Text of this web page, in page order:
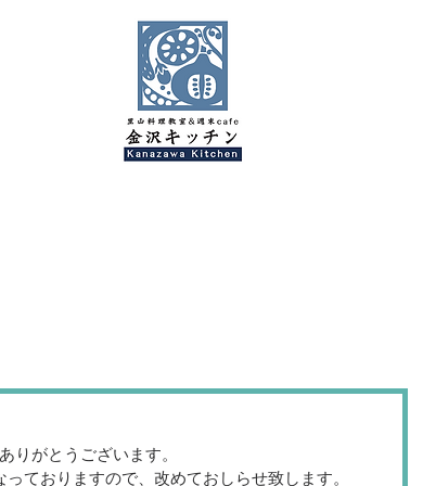
りがとうございます。
ておりますので、改めておしらせ致します。